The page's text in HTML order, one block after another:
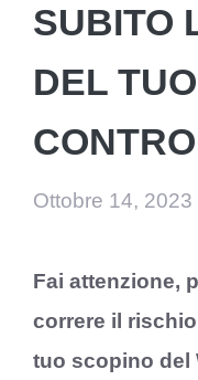
SUBITO
DEL
Ottobre 14, 2023
Fai attenzione,
correre il
tuo scopino del